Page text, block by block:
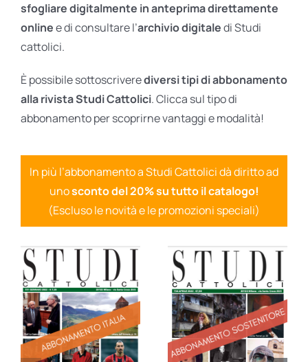
Ares Gift Card
sfogliare digitalmente in anteprima direttamente
onlinee di consultare l’archivio digitaledi Studi
cattolici.
È possibile sottoscriverediversi tipi di abbonamento
alla rivista Studi Cattolici. Clicca sul tipo di
abbonamento per scoprirne vantaggi e modalità!
In più l’abbonamento a Studi Cattolici dà diritto ad
unosconto del 20% su tutto il catalogo!
(Escluso le novità e le promozioni speciali)